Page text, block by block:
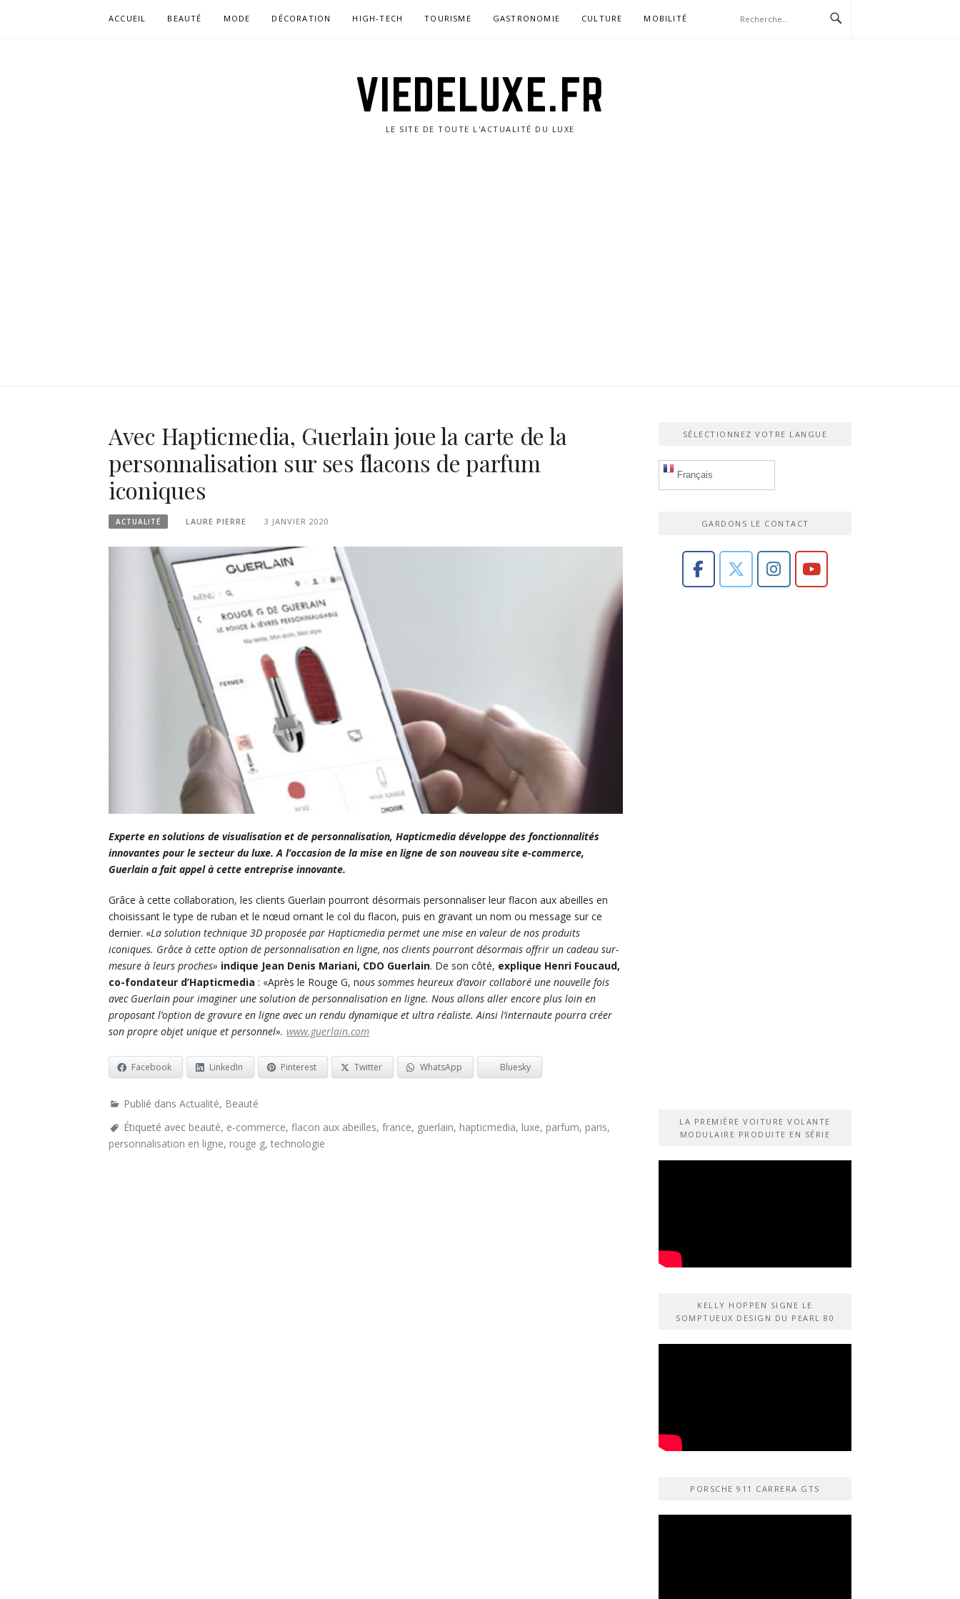
ACCUEIL BEAUTÉ MODE DÉCORATION HIGH-TECH TOURISME GASTRONOMIE CULTURE MOBILITÉ
VIEDELUXE.FR
LE SITE DE TOUTE L'ACTUALITÉ DU LUXE
Avec Hapticmedia, Guerlain joue la carte de la
personnalisation sur ses flacons de parfum
iconiques
ACTUALITÉ LAURE PIERRE 3 JANVIER 2020
Experte en solutions de visualisation et de personnalisation, Hapticmedia développe des fonctionnalités
innovantes pour le secteur du luxe. A l’occasion de la mise en ligne de son nouveau site e-commerce,
Guerlain a fait appel à cette entreprise innovante.
Grâce à cette collaboration, les clients Guerlain pourront désormais personnaliser leur flacon aux abeilles en
choisissant le type de ruban et le nœud ornant le col du flacon, puis en gravant un nom ou message sur ce
dernier. «La solution technique 3D proposée par Hapticmedia permet une mise en valeur de nos produits
iconiques. Grâce à cette option de personnalisation en ligne, nos clients pourront désormais offrir un cadeau sur-
mesure à leurs proches» indique Jean Denis Mariani, CDO Guerlain​. De son côté, explique Henri Foucaud,
co-fondateur d’Hapticmedia : «Après le Rouge G, n​ous sommes heureux d’avoir collaboré une nouvelle fois
avec Guerlain pour imaginer une solution de personnalisation en ligne. Nous allons aller encore plus loin en
proposant l’option de gravure en ligne avec un rendu dynamique et ultra réaliste. Ainsi l’internaute pourra créer
son propre objet unique et personnel». www.guerlain.com
Facebook LinkedIn Pinterest Twitter WhatsApp Bluesky
Publié dans Actualité, Beauté
Étiqueté avec beauté, e-commerce, flacon aux abeilles, france, guerlain, hapticmedia, luxe, parfum, paris,
personnalisation en ligne, rouge g, technologie
SÉLECTIONNEZ VOTRE LANGUE
Français
GARDONS LE CONTACT
LA PREMIÈRE VOITURE VOLANTE
MODULAIRE PRODUITE EN SÉRIE
KELLY HOPPEN SIGNE LE
SOMPTUEUX DESIGN DU PEARL 80
PORSCHE 911 CARRERA GTS